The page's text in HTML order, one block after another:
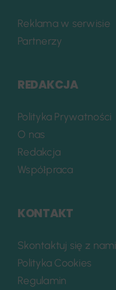
Reklama w serwisie
Partnerzy
REDAKCJA
Polityka Prywatności
O nas
Redakcja
Współpraca
KONTAKT
Skontaktuj się z nami
Polityka Cookies
Regulamin